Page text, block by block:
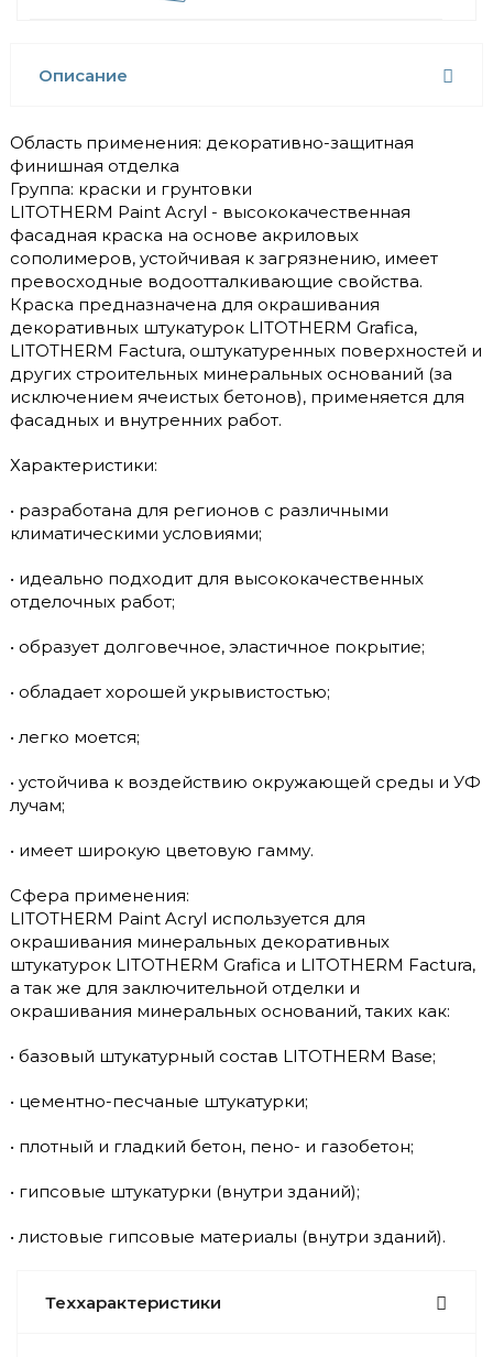
Описание
Область применения: декоративно-защитная
финишная отделка
Группа: краски и грунтовки
LITOTHERM Paint Acryl - высококачественная
фасадная краска на основе акриловых
сополимеров, устойчивая к загрязнению, имеет
превосходные водоотталкивающие свойства.
Краска предназначена для окрашивания
декоративных штукатурок LITOTHERM Grafica,
LITOTHERM Factura, оштукатуренных поверхностей и
других строительных минеральных оснований (за
исключением ячеистых бетонов), применяется для
фасадных и внутренних работ.
Характеристики:
• разработана для регионов с различными
климатическими условиями;
• идеально подходит для высококачественных
отделочных работ;
• образует долговечное, эластичное покрытие;
• обладает хорошей укрывистостью;
• легко моется;
• устойчива к воздействию окружающей среды и УФ
лучам;
• имеет широкую цветовую гамму.
Сфера применения:
LITOTHERM Paint Acryl используется для
окрашивания минеральных декоративных
штукатурок LITOTHERM Grafica и LITOTHERM Factura,
а так же для заключительной отделки и
окрашивания минеральных оснований, таких как:
• базовый штукатурный состав LITOTHERM Base;
• цементно-песчаные штукатурки;
• плотный и гладкий бетон, пено- и газобетон;
• гипсовые штукатурки (внутри зданий);
• листовые гипсовые материалы (внутри зданий).
Теххарактеристики